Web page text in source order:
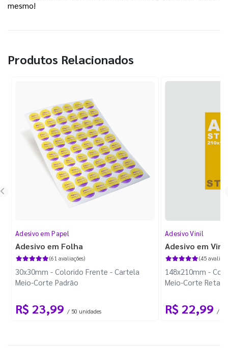
mesmo!
Produtos Relacionados
Adesivo em Papel
Adesivo em Folha
(61 avaliações)
30x30mm - Colorido Frente - Cartela
Meio-Corte Padrão
R$ 23,99 / 50 unidades
Adesivo Vinil
Adesivo em Vinil
(45
148x210mm -
Meio-Corte
R$ 22,99 / 1